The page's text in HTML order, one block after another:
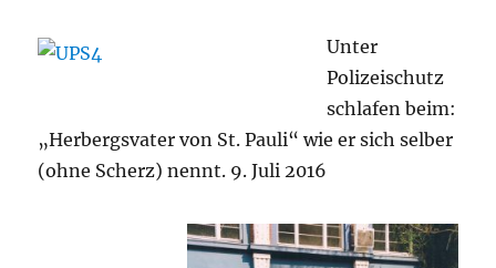
Unter
Polizeischutz
schlafen beim:
„Herbergsvater von St. Pauli“ wie er sich selber
(ohne Scherz) nennt. 9. Juli 2016